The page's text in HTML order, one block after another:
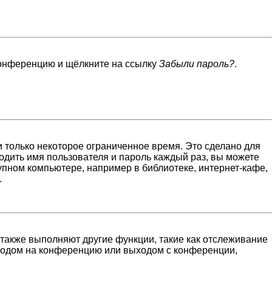
и щёлкните на ссылку Забыли пароль?.
некоторое ограниченное время. Это сделано для
имя пользователя и пароль каждый раз, вы можете
компьютере, например в библиотеке, интернет-кафе,
выполняют другие функции, такие как отслеживание
на конференцию или выходом с конференции,